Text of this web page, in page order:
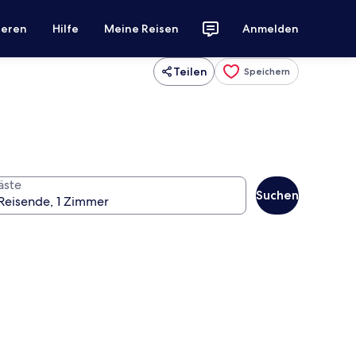
Hilfe Meine Reisen Anmelden
Teilen Speichern
Suchen